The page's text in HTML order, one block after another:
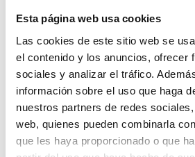
Esta página web usa cookies
Las cookies de este sitio web se
el contenido y los anuncios, ofrecer
sociales y analizar el tráfico.
información sobre el uso que haga
nuestros partners de redes
web, quienes pueden combinarla
que les haya proporcionado o que
Envío gratis
Entrega 24/